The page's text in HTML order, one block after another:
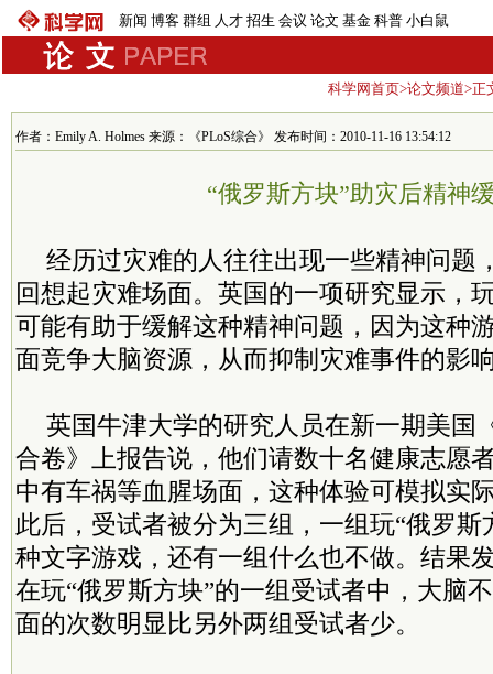
新闻 博客 群组 人才 招生 会议 论文 基金 科普 小白鼠
科学网首页>论文频道>正
作者：Emily A. Holmes 来源：《PLoS综合》 发布时间：2010-11-16 13:54:12
“俄罗斯方块”助灾后精神
经历过灾难的人往往出现一些精神问题
回想起灾难场面。英国的一项研究显示，
可能有助于缓解这种精神问题，因为这种
面竞争大脑资源，从而抑制灾难事件的影
英国牛津大学的研究人员在新一期美国
合卷》上报告说，他们请数十名健康志愿
中有车祸等血腥场面，这种体验可模拟实
此后，受试者被分为三组，一组玩“俄罗斯
种文字游戏，还有一组什么也不做。结果
在玩“俄罗斯方块”的一组受试者中，大脑
面的次数明显比另外两组受试者少。